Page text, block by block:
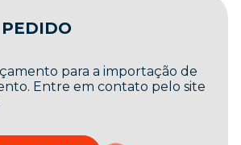
para a importação de
Entre em contato pelo site